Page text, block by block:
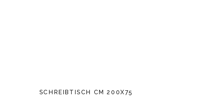
SCHREIBTISCH CM 200X75